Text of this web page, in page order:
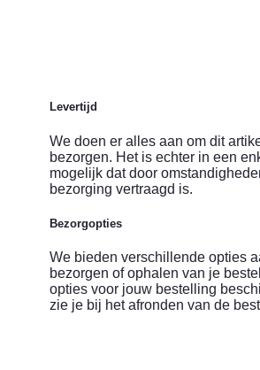
Levertijd
We doen er alles aan om dit
bezorgen. Het is echter in een
mogelijk dat door
bezorging vertraagd is.
Bezorgopties
We bieden verschillende opties
bezorgen of ophalen van je
opties voor jouw bestelling
zie je bij het afronden van de